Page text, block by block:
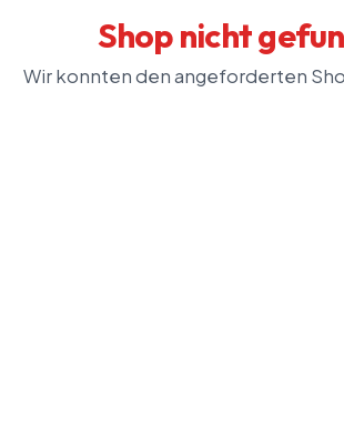
Shop nicht
Wir konnten den angeforderten